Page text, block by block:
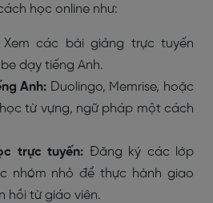
học online như:
Xem các bài giảng trực tuyến
dạy tiếng Anh.
Anh: Duolingo, Memrise, hoặc
từ vựng, ngữ pháp một cách
trực tuyến: Đăng ký các lớp
nhóm nhỏ để thực hành giao
hồi từ giáo viên.